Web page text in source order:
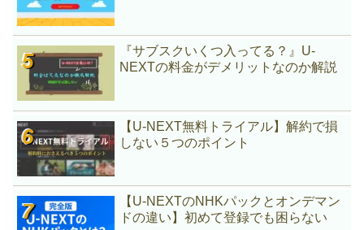
『サブスクいくつ入ってる？』U-
NEXTの料金がデメリットなのか解説
【U-NEXT無料トライアル】解約で損
しない５つのポイント
【U-NEXTのNHKパックとオンデマン
ドの違い】初めて登録でも困らない